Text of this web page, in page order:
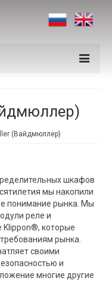
(Вайдмюллер)
шкафов
мы накопили
понимание рынка. Мы
реле и
Klippon®, которые
рынка.
своими
и
многие другие